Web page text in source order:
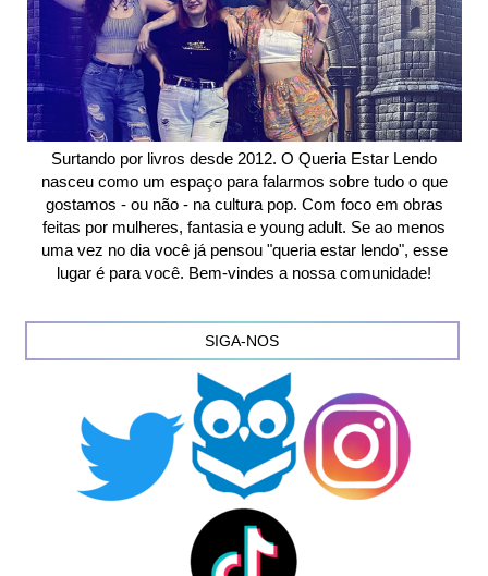
Surtando por livros desde 2012. O Queria Estar Lendo
nasceu como um espaço para falarmos sobre tudo o que
gostamos - ou não - na cultura pop. Com foco em obras
feitas por mulheres, fantasia e young adult. Se ao menos
uma vez no dia você já pensou "queria estar lendo", esse
lugar é para você. Bem-vindes a nossa comunidade!
SIGA-NOS